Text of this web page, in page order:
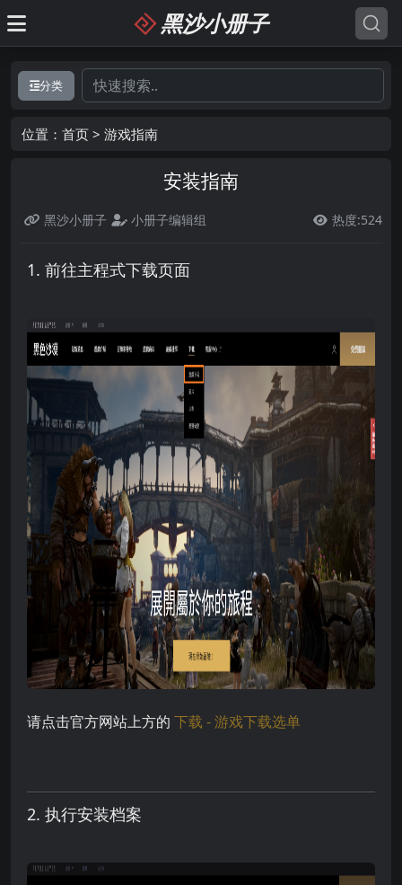
黑沙小册子
分类
位置： 首页 > 游戏指南
安装指南
黑沙小册子 小册子编辑组  热度:524
1. 前往主程式下载页面
请点击官方网站上方的 下载 - 游戏下载选单
2. 执行安装档案